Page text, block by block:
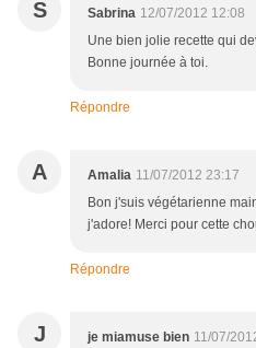
S Sabrina 12/07/2012 12:08
Une bien jolie recette qui
Bonne journée à toi.
Répondre
A Amalia 11/07/2012 23:17
Bon j'suis végétarienne
j'adore! Merci pour cette
Répondre
J je miamuse bien 11/07/